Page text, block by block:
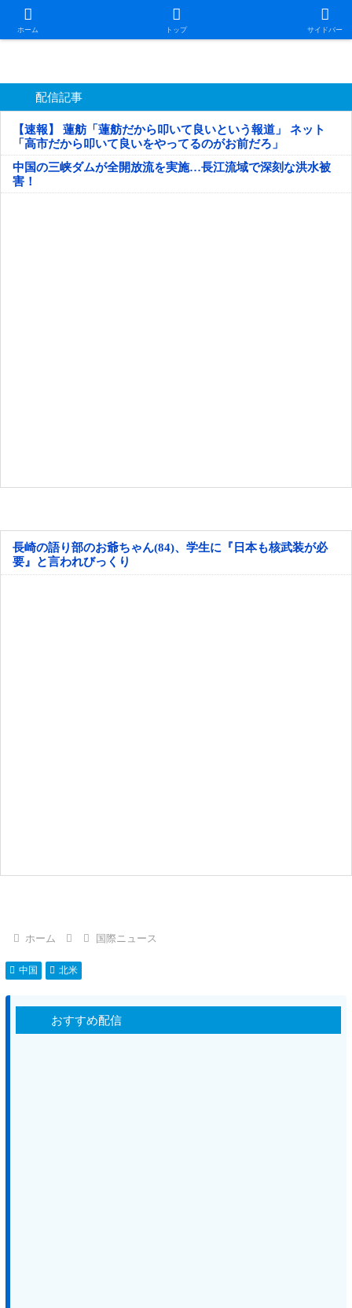
ホーム トップ サイドバー
日本第一！ニュース録
配信記事
【速報】 蓮舫「蓮舫だから叩いて良いという報道」 ネット
「高市だから叩いて良いをやってるのがお前だろ」
中国の三峡ダムが全開放流を実施…長江流域で深刻な洪水被
害！
長崎の語り部のお爺ちゃん(84)、学生に『日本も核武装が必
要』と言われびっくり
ホーム 国際ニュース
中国 北米
おすすめ配信